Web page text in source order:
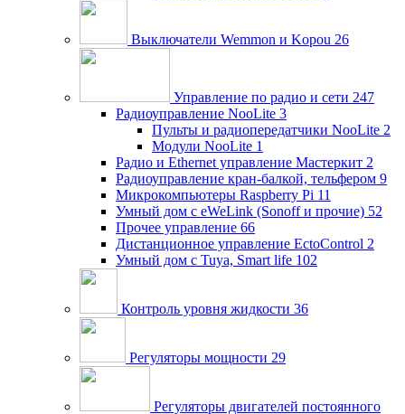
Выключатели Wemmon и Kopou 26
Управление по радио и сети 247
Радиоуправление NooLite 3
Пульты и радиопередатчики NooLite 2
Модули NooLite 1
Радио и Ethernet управление Мастеркит 2
Радиоуправление кран-балкой, тельфером 9
Микрокомпьютеры Raspberry Pi 11
Умный дом c eWeLink (Sonoff и прочие) 52
Прочее управление 66
Дистанционное управление EctoControl 2
Умный дом с Tuya, Smart life 102
Контроль уровня жидкости 36
Регуляторы мощности 29
Регуляторы двигателей постоянного